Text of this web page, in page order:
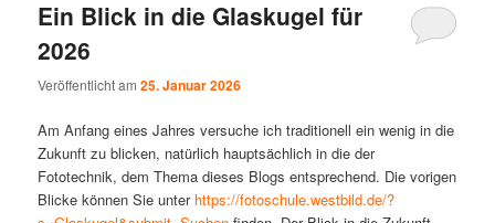
Ein Blick in die Glaskugel für
2026
Veröffentlicht am25. Januar 2026
Am Anfang eines Jahres versuche ich traditionell ein wenig in die
Zukunft zu blicken, natürlich hauptsächlich in die der
Fototechnik, dem Thema dieses Blogs entsprechend. Die vorigen
Blicke können Sie unter https://fotoschule.westbild.de/?